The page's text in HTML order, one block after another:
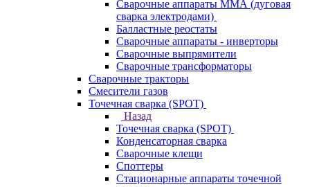
Сварочные аппараты ММА (дуговая
сварка электродами)
Балластные реостаты
Сварочные аппараты - инверторы
Сварочные выпрямители
Сварочные трансформаторы
Сварочные тракторы
Смесители газов
Точечная сварка (SPOT)
Назад
Точечная сварка (SPOT)
Конденсаторная сварка
Сварочные клещи
Споттеры
Стационарные аппараты точечной